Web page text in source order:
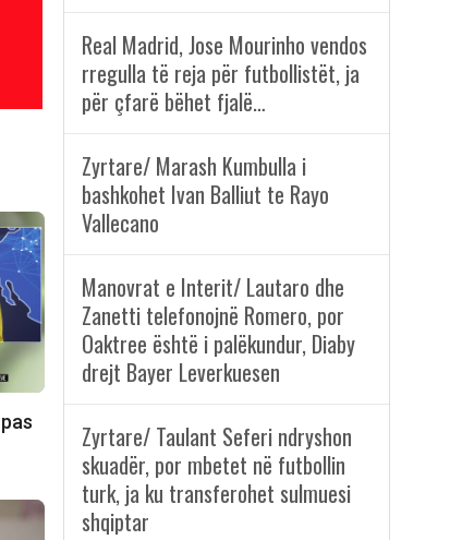
Real Madrid, Jose Mourinho vendos
rregulla të reja për futbollistët, ja
për çfarë bëhet fjalë…
Zyrtare/ Marash Kumbulla i
bashkohet Ivan Balliut te Rayo
Vallecano
Manovrat e Interit/ Lautaro dhe
Zanetti telefonojnë Romero, por
Oaktree është i palëkundur, Diaby
drejt Bayer Leverkuesen
Zyrtare/ Taulant Seferi ndryshon
skuadër, por mbetet në futbollin
turk, ja ku transferohet sulmuesi
shqiptar